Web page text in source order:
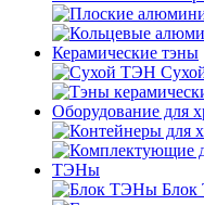
Керамические тэны
Оборудование для
ТЭНы